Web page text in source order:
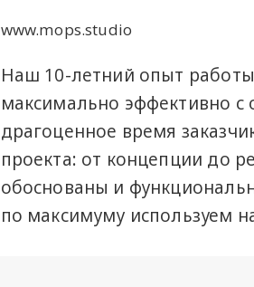
www.mops.studio
Наш 10-летний опыт
максимально эффективно
драгоценное время
проекта: от концепции до
обоснованы и
по максимуму используем